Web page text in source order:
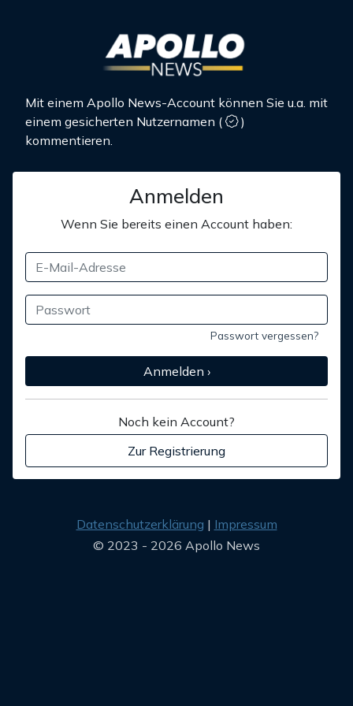
Mit einem Apollo News-Account können Sie u.a. mit
einem gesicherten Nutzernamen (
)
kommentieren.
Anmelden
Wenn Sie bereits einen Account haben:
Passwort vergessen?
Anmelden ›
Noch kein Account?
Zur Registrierung
Datenschutzerklärung
Impressum
© 2023 - 2026 Apollo News